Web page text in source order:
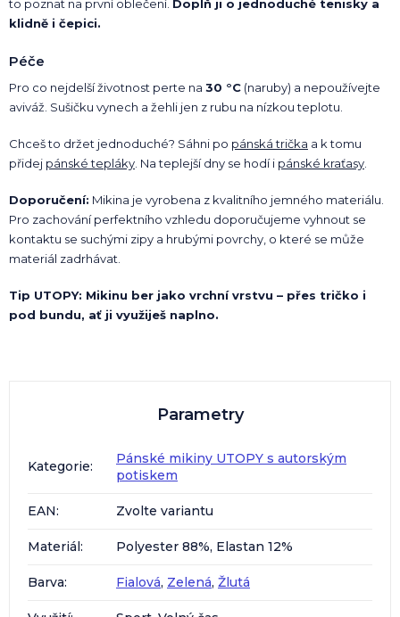
to poznat na první oblečení. Doplň ji o jednoduché tenisky a
klidně i čepici.
Péče
Pro co nejdelší životnost perte na 30 °C (naruby) a nepoužívejte
aviváž. Sušičku vynech a žehli jen z rubu na nízkou teplotu.
Chceš to držet jednoduché? Sáhni po pánská trička a k tomu
přidej pánské tepláky . Na teplejší dny se hodí i pánské kraťasy
Doporučení: Mikina je vyrobena z kvalitního jemného materiálu.
Pro zachování perfektního vzhledu doporučujeme vyhnout se
kontaktu se suchými zipy a hrubými povrchy, o které se může
materiál zadrhávat.
Tip UTOPY: Mikinu ber jako vrchní vrstvu – přes tričko i
pod bundu, ať ji využiješ naplno.
Parametry
Kategorie:
Pánské mikiny UTOPY s autorským
potiskem
EAN: Zvolte variantu
Materiál: Polyester 88%, Elastan 12%
Barva: Fialová, Zelená, Žlutá